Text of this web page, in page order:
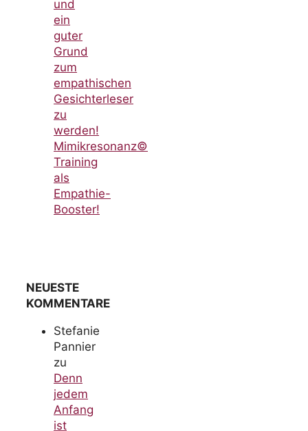
und
ein
guter
Grund
zum
empathischen
Gesichterleser
zu
werden!
Mimikresonanz©
Training
als
Empathie-
Booster!
NEUESTE
KOMMENTARE
Stefanie
Pannier
zu
Denn
jedem
Anfang
ist